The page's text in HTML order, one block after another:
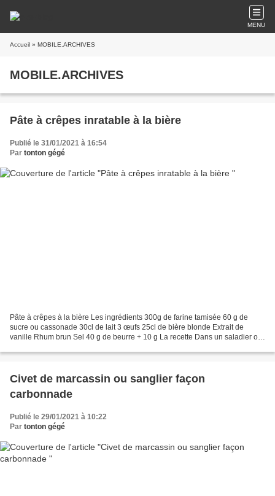
MENU
Accueil » MOBILE.ARCHIVES
MOBILE.ARCHIVES
Pâte à crêpes inratable à la bière
Publié le 31/01/2021 à 16:54
Par tonton gégé
Pâte à crêpes à la bière Les ingrédients 300g de farine tamisée 60 g de
sucre ou cassonade 30cl de lait 3 œufs 25cl de bière blonde Extrait de
vanille Rhum brun Sel 40 g de beurre + 10 g La recette Dans un saladier ou
Civet de marcassin ou sanglier façon
carbonnade
Publié le 29/01/2021 à 10:22
Par tonton gégé